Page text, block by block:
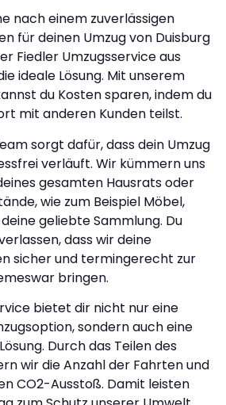
nach einem zuverlässigen
für deinen Umzug von Duisburg
Fiedler Umzugsservice aus
ideale Lösung. Mit unserem
du Kosten sparen, indem du
mit anderen Kunden teilst.
sorgt dafür, dass dein Umzug
verläuft. Wir kümmern uns
gesamten Hausrats oder
wie zum Beispiel Möbel,
geliebte Sammlung. Du
dass wir deine
sicher und termingerecht zur
bringen.
bietet dir nicht nur eine
sondern auch eine
Durch das Teilen des
wir die Anzahl der Fahrten und
CO2-Ausstoß. Damit leisten